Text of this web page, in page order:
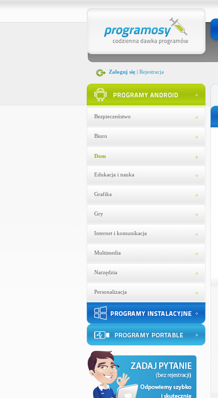
Zaloguj się| Rejestracja
Bezpieczeństwo
Biuro
Dom
Edukacja i nauka
Grafika
Gry
Internet i komunikacja
Multimedia
Narzędzia
Personalizacja